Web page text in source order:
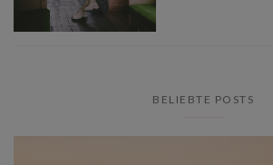
BELIEBTE POSTS